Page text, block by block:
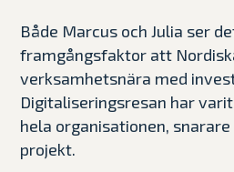
Både Marcus och Julia ser
framgångsfaktor att
verksamhetsnära med
Digitaliseringsresan har
hela organisationen,
projekt.